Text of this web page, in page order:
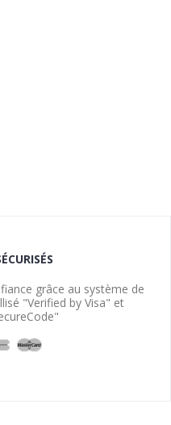
grâce au système de
"Verified by Visa" et